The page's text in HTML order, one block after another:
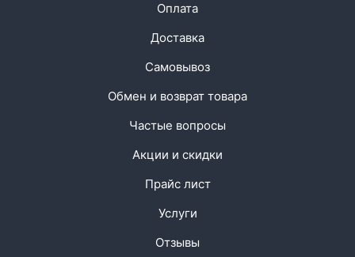
Оплата
Доставка
Самовывоз
Обмен и возврат товара
Частые вопросы
Акции и скидки
Прайс лист
Услуги
Отзывы